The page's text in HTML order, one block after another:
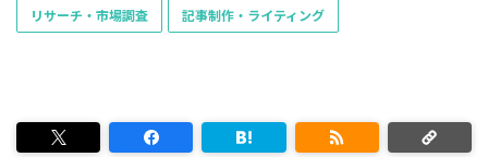
リサーチ・市場調査 記事制作・ライティング